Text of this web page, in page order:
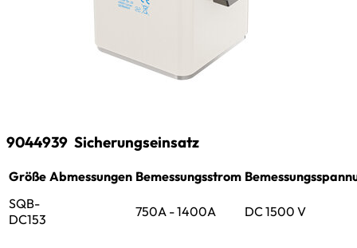
9044939 Sicherungseinsatz
Größe Abmessungen Bemessungsstrom
SQB-
DC153
750A - 1400A DC 1500 V